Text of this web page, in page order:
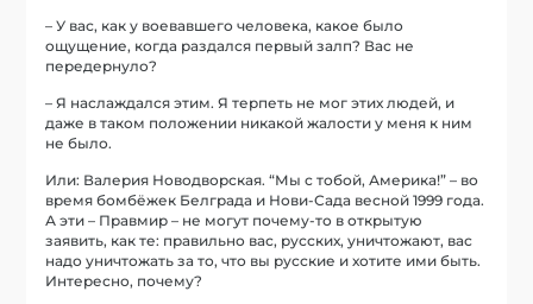
– У вас, как у воевавшего человека, какое было
ощущение, когда раздался первый залп? Вас не
передернуло?
– Я наслаждался этим. Я терпеть не мог этих людей, и
даже в таком положении никакой жалости у меня к ним
не было.
Или: Валерия Новодворская. “Мы с тобой, Америка!” – во
время бомбёжек Белграда и Нови-Сада весной 1999 года.
А эти – Правмир – не могут почему-то в открытую
заявить, как те: правильно вас, русских, уничтожают, вас
надо уничтожать за то, что вы русские и хотите ими быть.
Интересно, почему?